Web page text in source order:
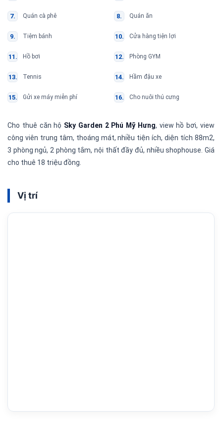
Quán cà phê Quán ăn
Tiệm bánh Cửa hàng tiện lợi
Hồ bơi Phòng GYM
Tennis Hầm đậu xe
Gửi xe máy miễn phí Cho nuôi thú cưng
Cho thuê căn hộ Sky Garden 2 Phú Mỹ Hưng, view hồ bơi, view
công viên trung tâm, thoáng mát, nhiều tiện ích, diện tích 88m2,
3 phòng ngủ, 2 phòng tắm, nội thất đầy đủ, nhiều shophouse. Giá
cho thuê 18 triệu đồng.
Vị trí